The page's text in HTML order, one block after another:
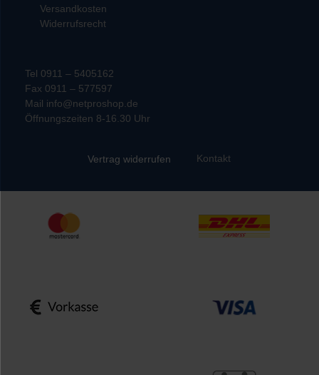
Versandkosten
Widerrufsrecht
Tel 0911 – 5405162
Fax 0911 – 577597
Mail info@netproshop.de
Öffnungszeiten 8-16.30 Uhr
Vertrag widerrufen Kontakt